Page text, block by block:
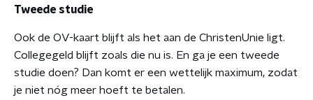
Tweede studie
Ook de OV-kaart blijft als het aan de ChristenUnie ligt.
Collegegeld blijft zoals die nu is. En ga je een tweede
studie doen? Dan komt er een wettelijk maximum, zodat
je niet nóg meer hoeft te betalen.